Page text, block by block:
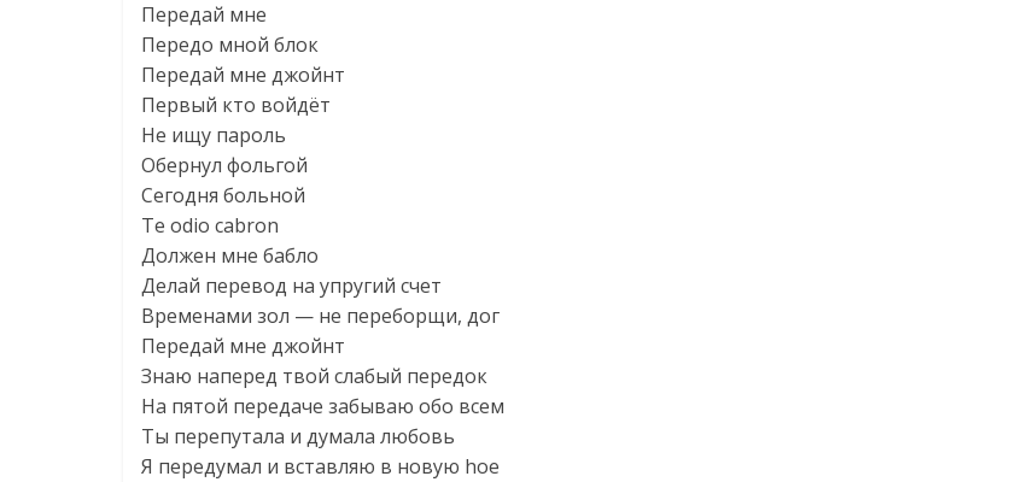
Передай мне
Передо мной блок
Передай мне джойнт
Первый кто войдёт
Не ищу пароль
Обернул фольгой
Сегодня больной
Te odio cabron
Должен мне бабло
Делай перевод на упругий счет
Временами зол — не переборщи, дог
Передай мне джойнт
Знаю наперед твой слабый передок
На пятой передаче забываю обо всем
Ты перепутала и думала любовь
Я передумал и вставляю в новую hoe